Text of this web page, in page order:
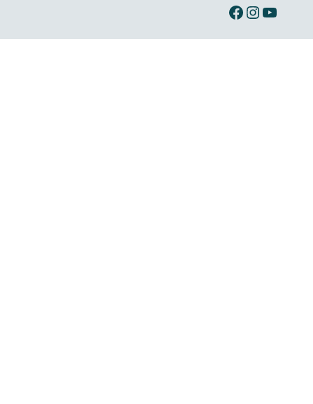
Ibermusicas no Facebook Ibermusicas no Instagram Ibermusicas no Youtube